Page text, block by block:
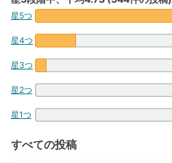
星5つ
星4つ
星3つ
星2つ
星1つ
すべての投稿